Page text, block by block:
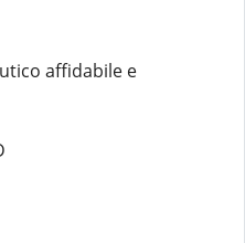
affidabile e